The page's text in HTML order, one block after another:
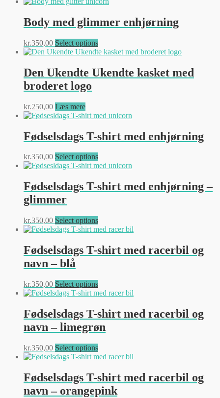
varianter.
kan
vælges
varesiden
Body med glimmer enhjørning
kr.350,00 Select optionsDette
vare
flere
varianter.
på
varesiden
Den Ukendte Ukendte kasket med
broderet logo
kr.250,00 Læs mere
Fødselsdags T-shirt med enhjørning
kr.350,00 Select optionsDette
vare
flere
varianter.
vælges
på
Fødselsdags T-shirt med enhjørning –
glimmer
kr.350,00 Select optionsDette
vare
flere
varianter.
vælges
på
varesiden
Fødselsdags T-shirt med racerbil og
navn – blå
kr.350,00 Select optionsDette
vare
flere
varianter.
Mulighederne
vælges
på
varesiden
Fødselsdags T-shirt med racerbil og
navn – limegrøn
kr.350,00 Select optionsDette
vare
flere
varianter.
Mulighederne
Fødselsdags T-shirt med racerbil og
navn – orangepink